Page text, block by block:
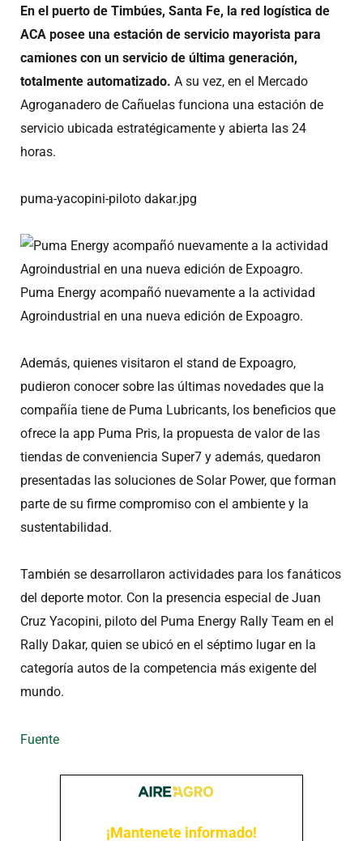
En el puerto de Timbúes, Santa Fe, la red logística de
ACA posee una estación de servicio mayorista para
camiones con un servicio de última generación,
totalmente automatizado. A su vez, en el Mercado
Agroganadero de Cañuelas funciona una estación de
servicio ubicada estratégicamente y abierta las 24
horas.
puma-yacopini-piloto dakar.jpg
Puma Energy acompañó nuevamente a la actividad
Agroindustrial en una nueva edición de Expoagro.
Además, quienes visitaron el stand de Expoagro,
pudieron conocer sobre las últimas novedades que la
compañía tiene de Puma Lubricants, los beneficios que
ofrece la app Puma Pris, la propuesta de valor de las
tiendas de conveniencia Super7 y además, quedaron
presentadas las soluciones de Solar Power, que forman
parte de su firme compromiso con el ambiente y la
sustentabilidad.
También se desarrollaron actividades para los fanáticos
del deporte motor. Con la presencia especial de Juan
Cruz Yacopini, piloto del Puma Energy Rally Team en el
Rally Dakar, quien se ubicó en el séptimo lugar en la
categoría autos de la competencia más exigente del
mundo.
Fuente
¡Mantenete informado!